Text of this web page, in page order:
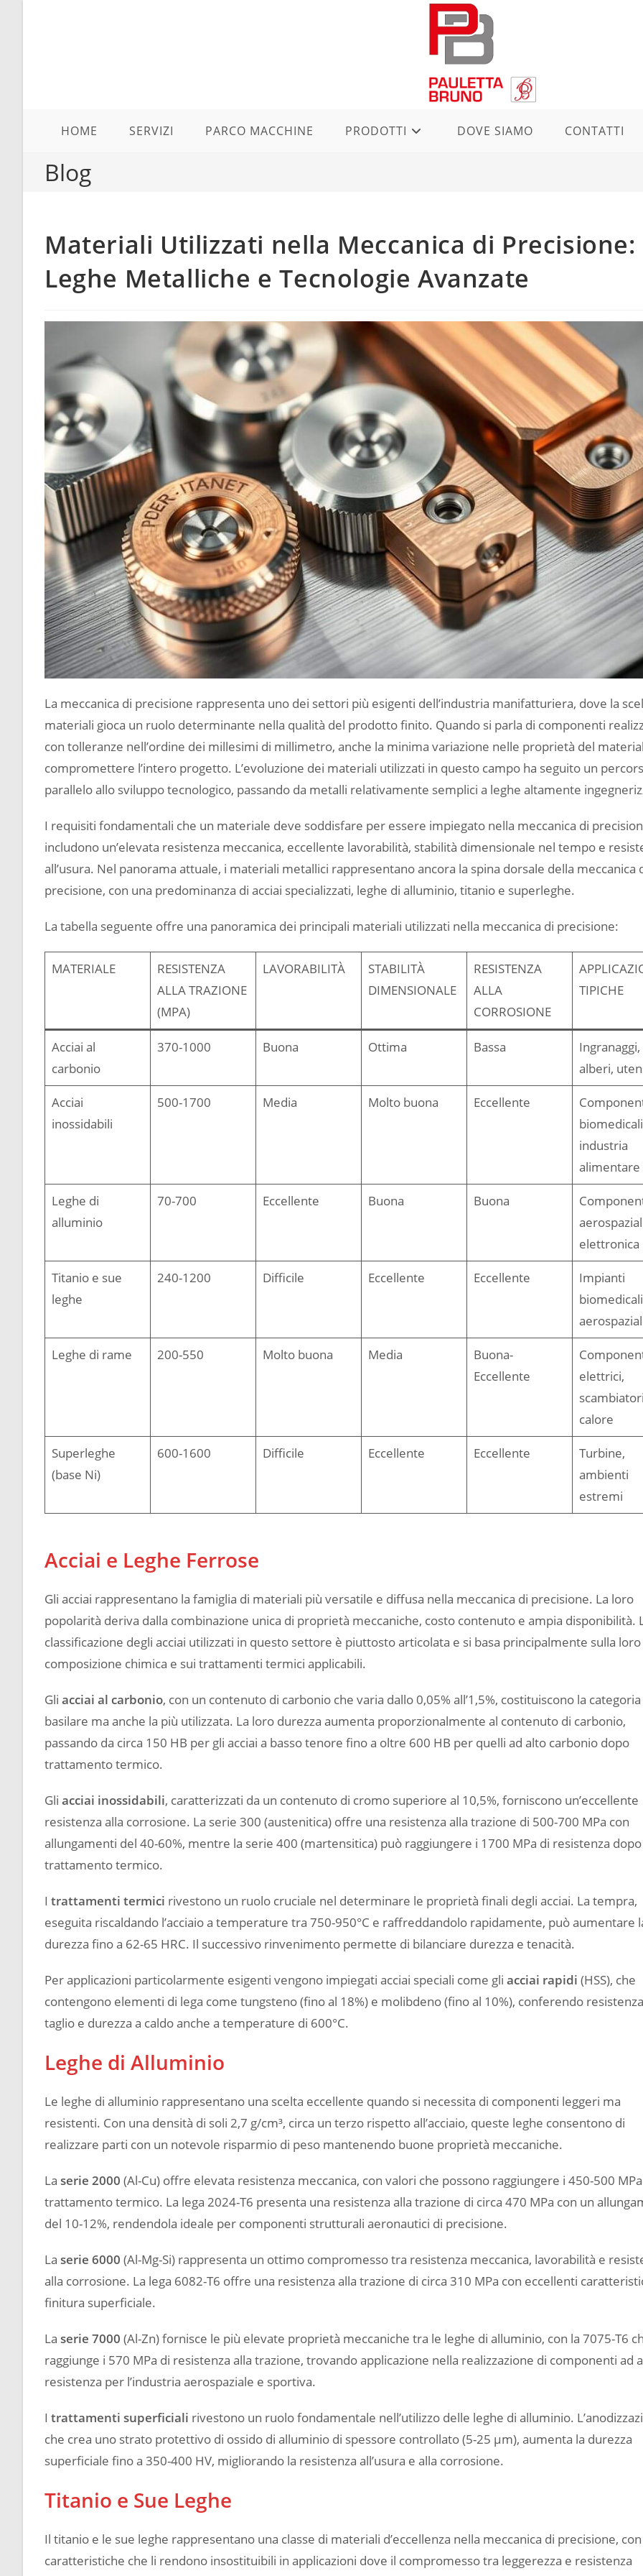
HOME SERVIZI PARCO MACCHINE PRODOTTI DOVE SIAMO CONTATTI
Blog
Materiali Utilizzati nella Meccanica di Precisione:
Leghe Metalliche e Tecnologie Avanzate
La meccanica di precisione rappresenta uno dei settori più esigenti dell’industria manifatturiera, dove la
materiali gioca un ruolo determinante nella qualità del prodotto finito. Quando si parla di componenti
con tolleranze nell’ordine dei millesimi di millimetro, anche la minima variazione nelle proprietà del
compromettere l’intero progetto. L’evoluzione dei materiali utilizzati in questo campo ha seguito un
parallelo allo sviluppo tecnologico, passando da metalli relativamente semplici a leghe altamente
I requisiti fondamentali che un materiale deve soddisfare per essere impiegato nella meccanica di
includono un’elevata resistenza meccanica, eccellente lavorabilità, stabilità dimensionale nel tempo e
all’usura. Nel panorama attuale, i materiali metallici rappresentano ancora la spina dorsale della meccanica
precisione, con una predominanza di acciai specializzati, leghe di alluminio, titanio e superleghe.
La tabella seguente offre una panoramica dei principali materiali utilizzati nella meccanica di precisione:
MATERIALE
RESISTENZA
ALLA TRAZIONE
(MPA)
LAVORABILITÀ
STABILITÀ
DIMENSIONALE
RESISTENZA
ALLA
CORROSIONE
TIPICHE
Acciai al
carbonio
370-1000 Buona Ottima Bassa
Ingranaggi,
alberi,
Acciai
inossidabili
500-1700 Media Molto buona Eccellente
industria
alimentare
Leghe di
alluminio
70-700 Eccellente Buona Buona
elettronica
Titanio e sue
leghe
240-1200 Difficile Eccellente Eccellente
Impianti
Leghe di rame 200-550 Molto buona Media
Buona-
Eccellente
elettrici,
calore
Superleghe
(base Ni)
600-1600 Difficile Eccellente Eccellente
Turbine,
ambienti
estremi
Acciai e Leghe Ferrose
Gli acciai rappresentano la famiglia di materiali più versatile e diffusa nella meccanica di precisione. La loro
popolarità deriva dalla combinazione unica di proprietà meccaniche, costo contenuto e ampia disponibilità.
classificazione degli acciai utilizzati in questo settore è piuttosto articolata e si basa principalmente sulla loro
composizione chimica e sui trattamenti termici applicabili.
Gli acciai al carbonio, con un contenuto di carbonio che varia dallo 0,05% all’1,5%, costituiscono la
basilare ma anche la più utilizzata. La loro durezza aumenta proporzionalmente al contenuto di carbonio,
passando da circa 150 HB per gli acciai a basso tenore fino a oltre 600 HB per quelli ad alto carbonio dopo
trattamento termico.
Gli acciai inossidabili, caratterizzati da un contenuto di cromo superiore al 10,5%, forniscono un’eccellente
resistenza alla corrosione. La serie 300 (austenitica) offre una resistenza alla trazione di 500-700 MPa con
allungamenti del 40-60%, mentre la serie 400 (martensitica) può raggiungere i 1700 MPa di resistenza dopo
trattamento termico.
I trattamenti termici rivestono un ruolo cruciale nel determinare le proprietà finali degli acciai. La tempra,
eseguita riscaldando l’acciaio a temperature tra 750-950°C e raffreddandolo rapidamente, può aumentare
durezza fino a 62-65 HRC. Il successivo rinvenimento permette di bilanciare durezza e tenacità.
Per applicazioni particolarmente esigenti vengono impiegati acciai speciali come gli acciai rapidi (HSS), che
contengono elementi di lega come tungsteno (fino al 18%) e molibdeno (fino al 10%), conferendo
taglio e durezza a caldo anche a temperature di 600°C.
Leghe di Alluminio
Le leghe di alluminio rappresentano una scelta eccellente quando si necessita di componenti leggeri ma
resistenti. Con una densità di soli 2,7 g/cm³, circa un terzo rispetto all’acciaio, queste leghe consentono di
realizzare parti con un notevole risparmio di peso mantenendo buone proprietà meccaniche.
La serie 2000 (Al-Cu) offre elevata resistenza meccanica, con valori che possono raggiungere i 450-500
trattamento termico. La lega 2024-T6 presenta una resistenza alla trazione di circa 470 MPa con un
del 10-12%, rendendola ideale per componenti strutturali aeronautici di precisione.
La serie 6000 (Al-Mg-Si) rappresenta un ottimo compromesso tra resistenza meccanica, lavorabilità e
alla corrosione. La lega 6082-T6 offre una resistenza alla trazione di circa 310 MPa con eccellenti
finitura superficiale.
La serie 7000 (Al-Zn) fornisce le più elevate proprietà meccaniche tra le leghe di alluminio, con la 7075-T6
raggiunge i 570 MPa di resistenza alla trazione, trovando applicazione nella realizzazione di componenti ad
resistenza per l’industria aerospaziale e sportiva.
I trattamenti superficiali rivestono un ruolo fondamentale nell’utilizzo delle leghe di alluminio.
che crea uno strato protettivo di ossido di alluminio di spessore controllato (5-25 μm), aumenta la durezza
superficiale fino a 350-400 HV, migliorando la resistenza all’usura e alla corrosione.
Titanio e Sue Leghe
Il titanio e le sue leghe rappresentano una classe di materiali d’eccellenza nella meccanica di precisione, con
caratteristiche che li rendono insostituibili in applicazioni dove il compromesso tra leggerezza e resistenza